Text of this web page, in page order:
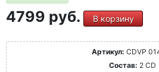
4799 руб. В корзину
Артикул: CDVP
Состав: 2 CD